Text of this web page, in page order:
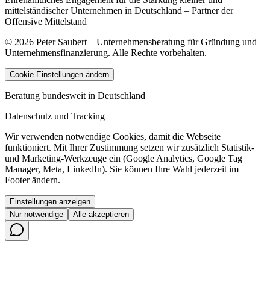
mittelständischer Unternehmen in Deutschland – Partner der
Offensive Mittelstand
© 2026 Peter Saubert – Unternehmensberatung für Gründung und
Unternehmensfinanzierung. Alle Rechte vorbehalten.
Cookie-Einstellungen ändern
Beratung bundesweit in Deutschland
Datenschutz und Tracking
Wir verwenden notwendige Cookies, damit die Webseite
funktioniert. Mit Ihrer Zustimmung setzen wir zusätzlich Statistik-
und Marketing-Werkzeuge ein (Google Analytics, Google Tag
Manager, Meta, LinkedIn). Sie können Ihre Wahl jederzeit im
Footer ändern.
Einstellungen anzeigen
Nur notwendige
Alle akzeptieren